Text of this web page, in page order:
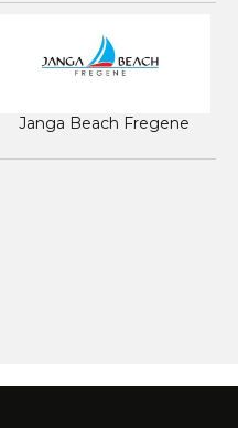
Janga Beach Fregene